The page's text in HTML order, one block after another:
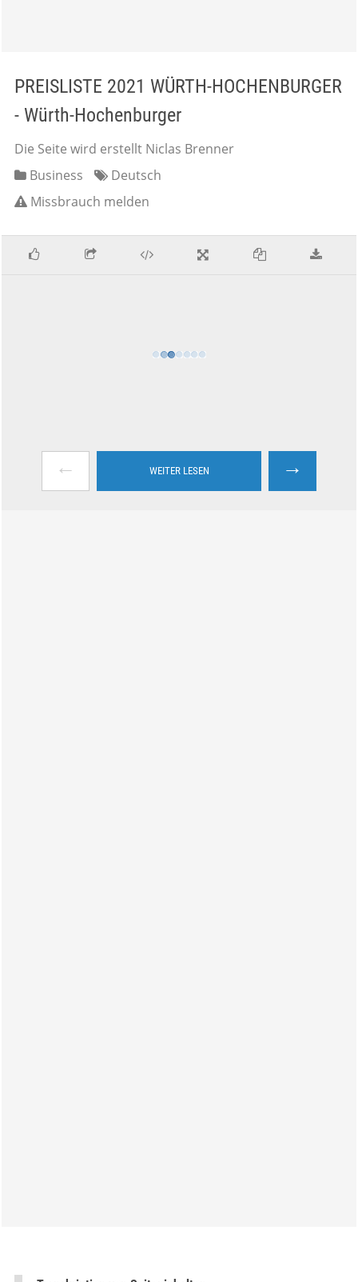
PREISLISTE 2021 WÜRTH-HOCHENBURGER
- Würth-Hochenburger
Die Seite wird erstellt Niclas Brenner
Business
Deutsch
Missbrauch melden
← WEITER LESEN →